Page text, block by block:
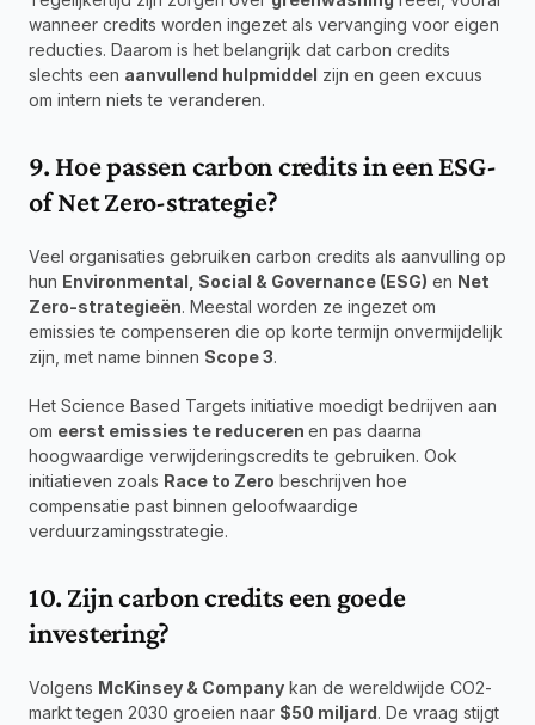
wanneer credits worden ingezet als vervanging voor eigen
reducties. Daarom is het belangrijk dat carbon credits
slechts een aanvullend hulpmiddel zijn en geen excuus
om intern niets te veranderen.
9. Hoe passen carbon credits in een ESG-
of Net Zero-strategie?
Veel organisaties gebruiken carbon credits als aanvulling op
hun Environmental, Social & Governance (ESG) en Net
Zero-strategieën. Meestal worden ze ingezet om
emissies te compenseren die op korte termijn onvermijdelijk
zijn, met name binnen Scope 3.
Het Science Based Targets initiative moedigt bedrijven aan
om eerst emissies te reduceren en pas daarna
hoogwaardige verwijderingscredits te gebruiken. Ook
initiatieven zoals Race to Zero beschrijven hoe
compensatie past binnen geloofwaardige
verduurzamingsstrategie.
10. Zijn carbon credits een goede
investering?
Volgens McKinsey & Company kan de wereldwijde CO2-
markt tegen 2030 groeien naar $50 miljard. De vraag stijgt